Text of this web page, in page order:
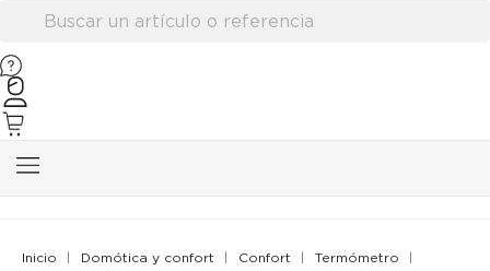
Inicio Domótica y confort Confort
Termómetro